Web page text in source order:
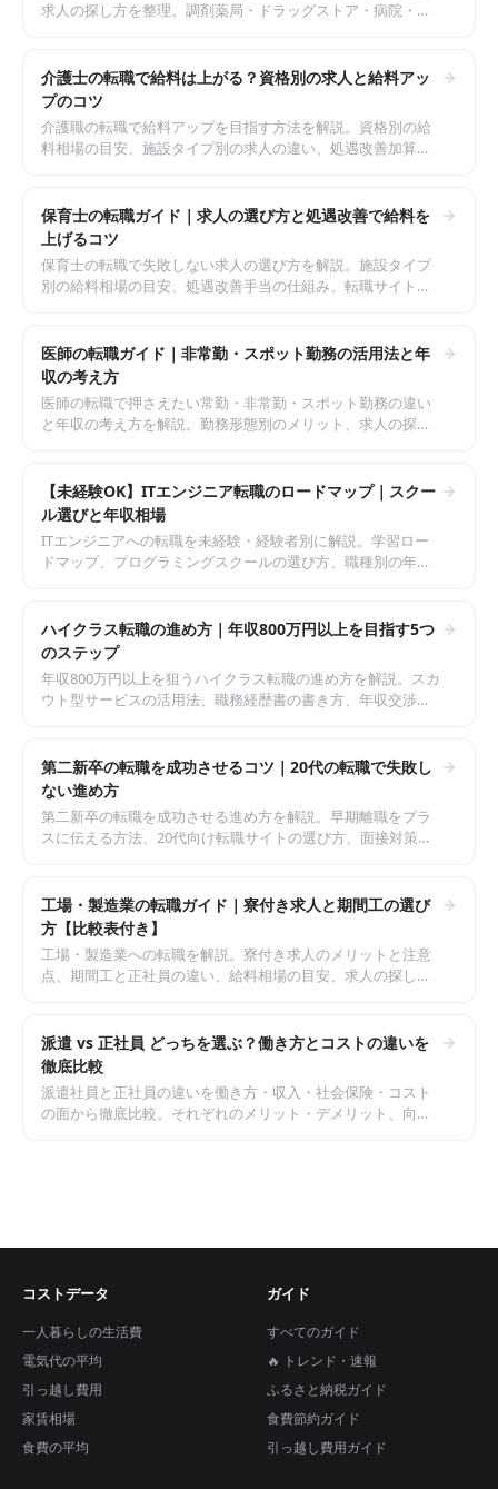
求人の探し方を整理。調剤薬局・ドラッグストア・病院・企
介護士の転職で給料は上がる？資格別の求人と給料アッ
プのコツ
介護職の転職で給料アップを目指す方法を解説。資格別の給
料相場の目安、施設タイプ別の求人の違い、処遇改善加算の
保育士の転職ガイド｜求人の選び方と処遇改善で給料を
上げるコツ
保育士の転職で失敗しない求人の選び方を解説。施設タイプ
別の給料相場の目安、処遇改善手当の仕組み、転職サイトの
医師の転職ガイド｜非常勤・スポット勤務の活用法と年
収の考え方
医師の転職で押さえたい常勤・非常勤・スポット勤務の違い
と年収の考え方を解説。勤務形態別のメリット、求人の探し
【未経験OK】ITエンジニア転職のロードマップ｜スクー
ル選びと年収相場
ITエンジニアへの転職を未経験・経験者別に解説。学習ロー
ドマップ、プログラミングスクールの選び方、職種別の年収
ハイクラス転職の進め方｜年収800万円以上を目指す5つ
のステップ
年収800万円以上を狙うハイクラス転職の進め方を解説。スカ
ウト型サービスの活用法、職務経歴書の書き方、年収交渉の
第二新卒の転職を成功させるコツ｜20代の転職で失敗し
ない進め方
第二新卒の転職を成功させる進め方を解説。早期離職をプラ
スに伝える方法、20代向け転職サイトの選び方、面接対策、
工場・製造業の転職ガイド｜寮付き求人と期間工の選び
方【比較表付き】
工場・製造業への転職を解説。寮付き求人のメリットと注意
点、期間工と正社員の違い、給料相場の目安、求人の探し方
派遣 vs 正社員 どっちを選ぶ？働き方とコストの違いを
徹底比較
派遣社員と正社員の違いを働き方・収入・社会保険・コスト
の面から徹底比較。それぞれのメリット・デメリット、向い
コストデータ
一人暮らしの生活費
電気代の平均
引っ越し費用
家賃相場
食費の平均
ガイド
すべてのガイド
🔥 トレンド・速報
ふるさと納税ガイド
食費節約ガイド
引っ越し費用ガイド